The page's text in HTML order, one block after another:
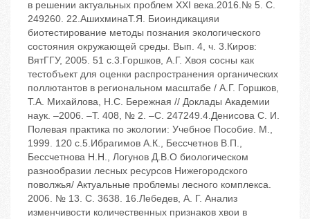
в решении актуальных проблем XXI века.2016.№ 5. С.
249260. 22.АшихминаТ.Я. Биоиндикацияи
биотестирование методы познания экологического
состояния окружающей среды. Вып. 4, ч. 3.Киров:
ВятГГУ, 2005. 51 с.3.Горшков, A.Г. Хвоя сосны как
тестобъект для оценки распространения органических
поллютантов в региональном масштабе / А.Г. Горшков,
Т.А. Михайлова, Н.С. Бережная // Доклады Академии
наук. –2006. –Т. 408, № 2. –С. 247249.4.Денисова С. И.
Полевая практика по экологии: Учебное Пособие. М.,
1999. 120 с.5.Ибрагимов А.К., Бессчетнов В.П.,
Бессчетнова Н.Н., Логунов Д.В.О биологическом
разнообразии лесных ресурсов Нижегородского
поволжья/ Актуальные проблемы лесного комплекса.
2006. № 13. С. 3638. 16.Лебедев, А. Г. Анализ
изменчивости количественных признаков хвои в